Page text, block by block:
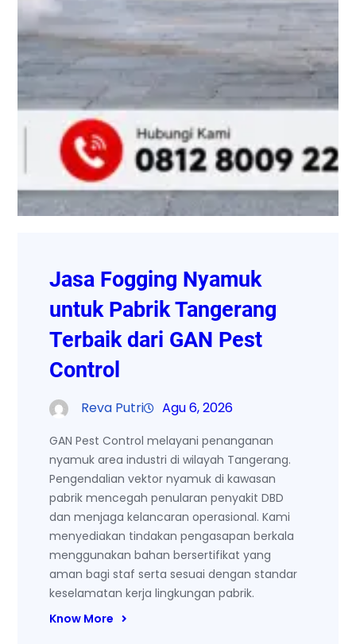
Jasa Fogging Nyamuk
untuk Pabrik Tangerang
Terbaik dari GAN Pest
Control
Reva Putri Agu 6, 2026
GAN Pest Control melayani penanganan
nyamuk area industri di wilayah Tangerang.
Pengendalian vektor nyamuk di kawasan
pabrik mencegah penularan penyakit DBD
dan menjaga kelancaran operasional. Kami
menyediakan tindakan pengasapan berkala
menggunakan bahan bersertifikat yang
aman bagi staf serta sesuai dengan standar
keselamatan kerja lingkungan pabrik.
Know More